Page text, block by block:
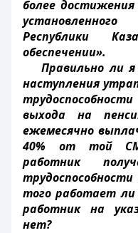
более достижения
Республики
обеспечении».
Правильно ли
наступления
выхода на
ежемесячно
40% от той
работник
того работает
работник на
нет?